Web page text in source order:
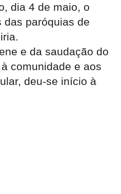
dia 4 de maio, o
das paróquias de
e da saudação do
comunidade e aos
deu-se início à